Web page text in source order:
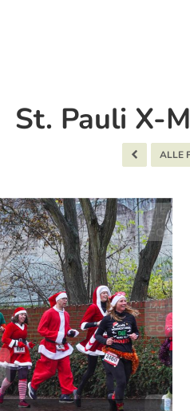
St. Pauli X-
ALLE